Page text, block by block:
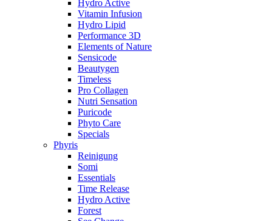
Hydro Active
Vitamin Infusion
Hydro Lipid
Performance 3D
Elements of Nature
Sensicode
Beautygen
Timeless
Pro Collagen
Nutri Sensation
Puricode
Phyto Care
Specials
Phyris
Reinigung
Somi
Essentials
Time Release
Hydro Active
Forest